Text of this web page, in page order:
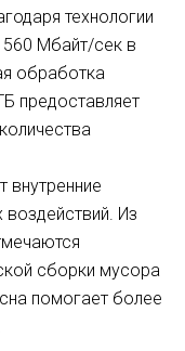
технологии
560 Мбайт/сек в
обработка
предоставляет
Из
сборки мусора
помогает более